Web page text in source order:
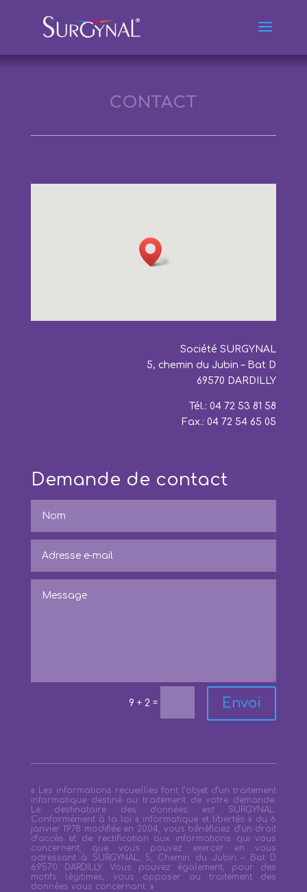
CONTACT
Société SURGYNAL
5, chemin du Jubin – Bat D
69570 DARDILLY
Tél.: 04 72 53 81 58
Fax.: 04 72 54 65 05
Demande de contact
9 + 2 = Envoi
« Les informations recueillies font l’objet d’un traitement
informatique destiné au traitement de votre demande.
Le destinataire des données est SURGYNAL.
Conformément à la loi « informatique et libertés » du 6
janvier 1978 modifiée en 2004, vous bénéficiez d’un droit
d’accès et de rectification aux informations qui vous
concernent, que vous pouvez exercer en vous
adressant à SURGYNAL, 5, Chemin du Jubin – Bat D
69570 DARDILLY. Vous pouvez également, pour des
motifs légitimes, vous opposer au traitement des
données vous concernant. »